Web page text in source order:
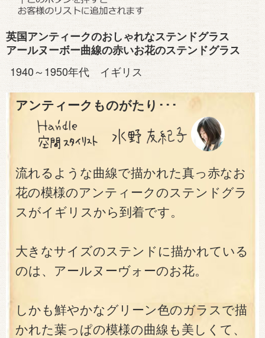
英国アンティークのおしゃれなステンドグラス
アールヌーボー曲線の赤いお花のステンドグラス
1940～1950年代 イギリス
アンティークものがたり･･･
流れるような曲線で描かれた真っ赤なお
花の模様のアンティークのステンドグラ
スがイギリスから到着です。
大きなサイズのステンドに描かれている
のは、アールヌーヴォーのお花。
しかも鮮やかなグリーン色のガラスで描
かれた葉っぱの模様の曲線も美しくて、